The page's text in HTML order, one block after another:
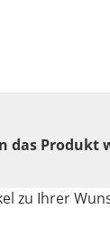
das Produkt
zu Ihrer